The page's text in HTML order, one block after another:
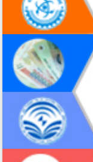
Trình diễn nghệ thuật chế
món ăn từ sầu riêng
Đắk Lắk công bố Quy hoạch
tiến đầu tư tỉnh
Ngành cá ngừ Đắk Lắk
ứng để giữ vững thị
Diễn đàn Kinh tế tư nhân
phá cơ chế - Hợp tác công tư
Đề án 06 tạo bước ngoặt
cải cách hành chính tỉnh
Kết nối tour, đẩy mạnh
để phát triển du lịch Đắk